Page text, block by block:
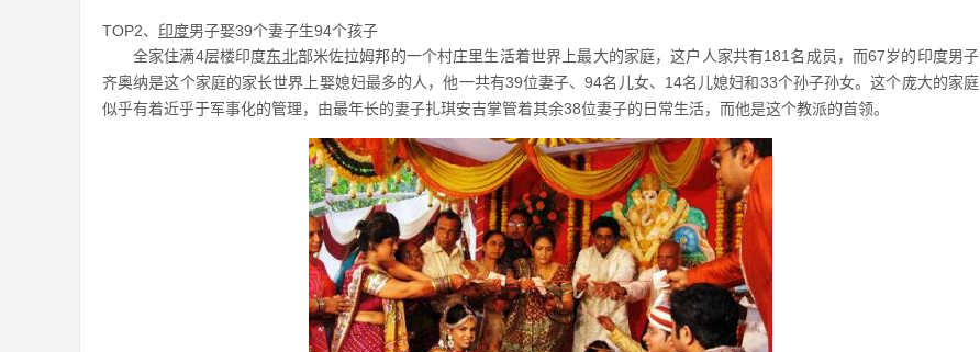
TOP2、 印度男子娶39个妻子生94个孩子
全家住满4层楼印度东北部米佐拉姆邦的一个村庄里生活着世界上最大的家庭，这户人家共有181名成员，而67岁的印度男子
齐奥纳是这个家庭的家长世界上娶媳妇最多的人，他一共有39位妻子、94名儿女、14名儿媳妇和33个孙子孙女。这个庞大的家庭
似乎有着近乎于军事化的管理，由最年长的妻子扎琪安吉掌管着其余38位妻子的日常生活，而他是这个教派的首领。